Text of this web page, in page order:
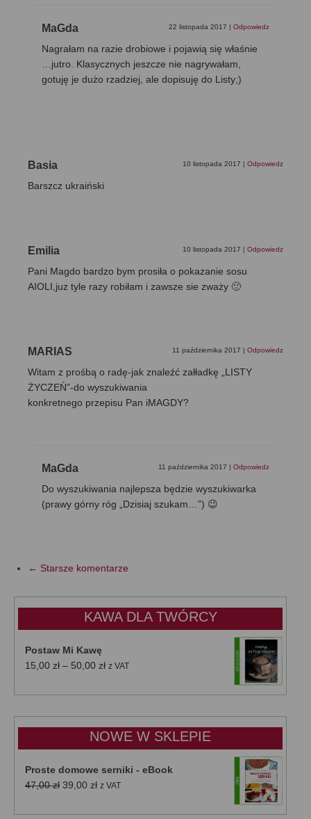
MaGda 22 listopada 2017 | Odpowiedz
Nagrałam na razie drobiowe i pojawią się właśnie
…jutro. Klasycznych jeszcze nie nagrywałam,
gotuję je dużo rzadziej, ale dopisuję do Listy;)
Basia 10 listopada 2017 | Odpowiedz
Barszcz ukraiński
Emilia 10 listopada 2017 | Odpowiedz
Pani Magdo bardzo bym prosiła o pokazanie sosu
AIOLI,juz tyle razy robiłam i zawsze sie zważy 🙁
MARIAS 11 października 2017 | Odpowiedz
Witam z prośbą o radę-jak znaleźć załładkę „LISTY
ŻYCZEŃ”-do wyszukiwania
konkretnego przepisu Pan iMAGDY?
MaGda 11 października 2017 | Odpowiedz
Do wyszukiwania najlepsza będzie wyszukiwarka
(prawy górny róg „Dzisiaj szukam…”) 😉
← Starsze komentarze
KAWA DLA TWÓRCY
Postaw Mi Kawę
15,00 zł – 50,00 złZakres
od
do
50,00 zł
z VAT
NOWE W SKLEPIE
Proste domowe serniki - eBook
47,00zł Pierwotna
wynosiła:
39,00 złAktualna
wynosi:
z VAT